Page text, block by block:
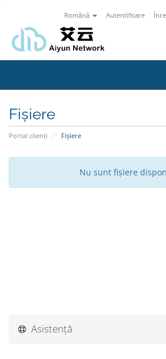
Română Autentificare
Fișiere
Portal clienți Fișiere
Nu sunt fișiere
Asistență